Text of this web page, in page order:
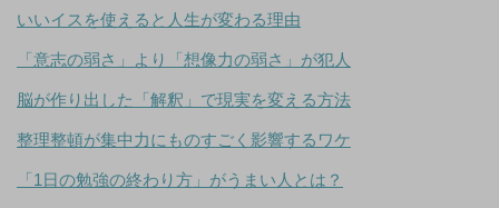
いいイスを使えると人生が変わる理由
「意志の弱さ」より「想像力の弱さ」が犯人
脳が作り出した「解釈」で現実を変える方法
整理整頓が集中力にものすごく影響するワケ
「1日の勉強の終わり方」がうまい人とは？